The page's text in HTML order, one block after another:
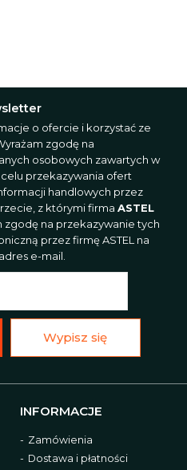
INFORMACJE
Zamówienia
Dostawa i płatności
o ofercie i korzystać ze
zgodę na
osobowych zawartych w
przekazywania ofert
handlowych przez
z którymi firma ASTEL
zgodę na przekazywanie tych
przez firmę ASTEL na
e-mail.
Wypisz się